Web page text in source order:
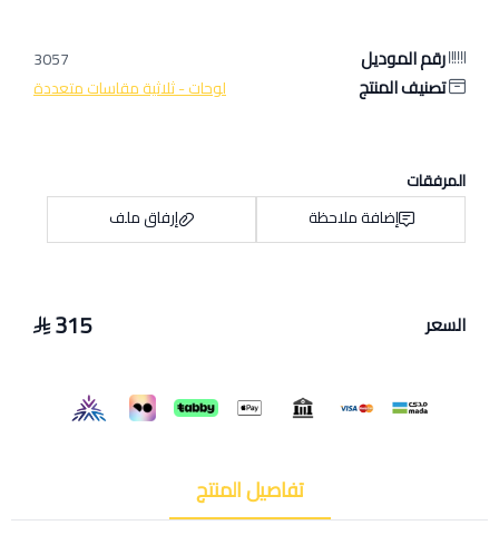
رقم الموديل 3057
تصنيف المنتج لوحات - ثلاثية مقاسات متعددة
المرفقات
إضافة ملاحظة
إرفاق ملف
السعر 315
تفاصيل المنتج